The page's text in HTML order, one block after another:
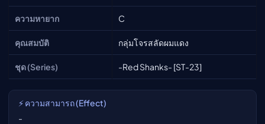
ความหายาก C
คุณสมบัติ กลุ่มโจรสลัดผมแดง
ชุด (Series) -Red Shanks- [ST-23]
⚡ ความสามารถ (Effect)
-